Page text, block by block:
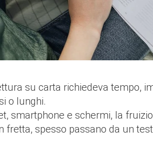
su carta richiedeva tempo,
o lunghi.
smartphone e schermi, la
fretta, spesso passano da un